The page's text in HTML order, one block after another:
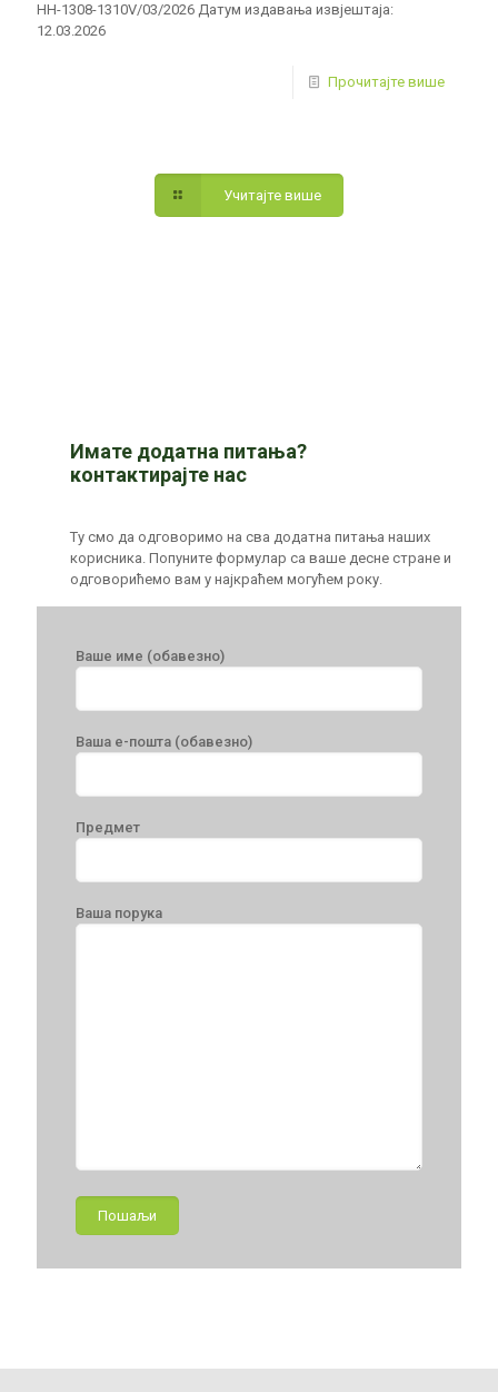
HH-1308-1310V/03/2026 Датум издавања извјештаја:
12.03.2026
Прочитајте више
Учитајте више
Имате додатна питања?
контактирајте нас
Ту смо да одговоримо на сва додатна питања наших
корисника. Попуните формулар са ваше десне стране и
одговорићемо вам у најкраћем могућем року.
Ваше име (обавезно)
Ваша е-пошта (обавезно)
Предмет
Ваша порука